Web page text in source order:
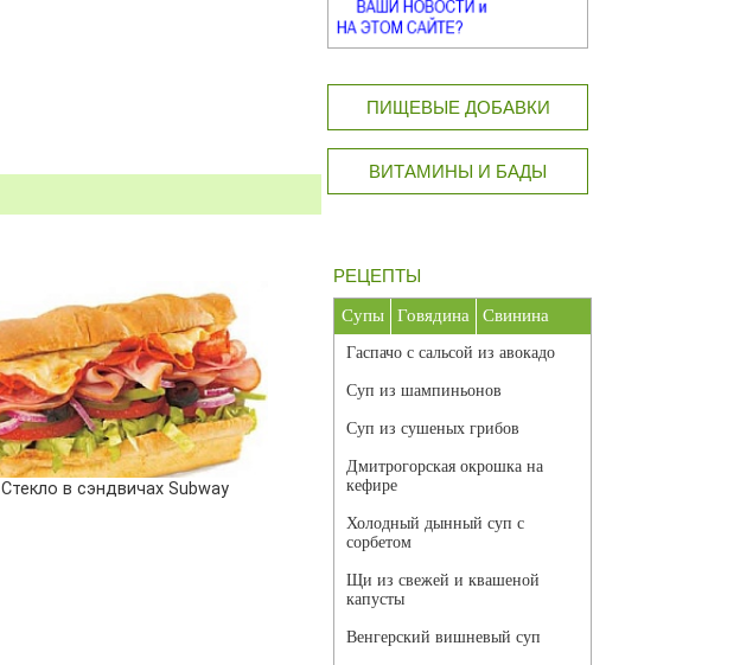
Стекло в сэндвичах Subway
ПИЩЕВЫЕ ДОБАВКИ
ВИТАМИНЫ И БАДЫ
РЕЦЕПТЫ
Супы Говядина Свинина
Гаспачо с сальсой из авокадо
Суп из шампиньонов
Суп из сушеных грибов
Дмитрогорская окрошка на
кефире
Холодный дынный суп с
сорбетом
Щи из свежей и квашеной
капусты
Венгерский вишневый суп